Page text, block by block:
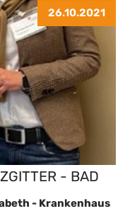
26.10.2021
- BAD
- Krankenhaus